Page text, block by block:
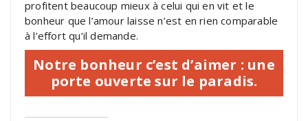
profitent beaucoup mieux à celui qui en vit et le
bonheur que l’amour laisse n’est en rien comparable
à l’effort qu’il demande.
Notre bonheur c’est d’aimer : une
porte ouverte sur le paradis.